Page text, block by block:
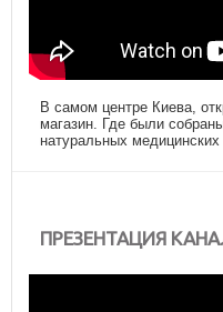
В самом центре Киева,
магазин. Где были
натуральных медицинских
ПРЕЗЕНТАЦИЯ